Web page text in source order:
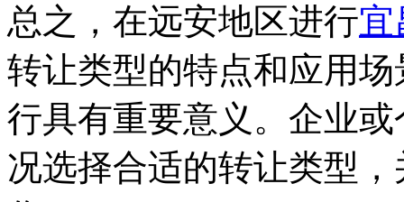
总之，在远安地区进行宜
转让类型的特点和应用
行具有重要意义。企业
况选择合适的转让类型